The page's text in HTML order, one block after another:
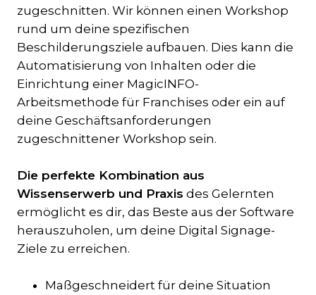
zugeschnitten. Wir können einen Workshop
rund um deine spezifischen
Beschilderungsziele aufbauen. Dies kann die
Automatisierung von Inhalten oder die
Einrichtung einer MagicINFO-
Arbeitsmethode für Franchises oder ein auf
deine Geschäftsanforderungen
zugeschnittener Workshop sein.
Die perfekte Kombination aus
Wissenserwerb und Praxis des Gelernten
ermöglicht es dir, das Beste aus der Software
herauszuholen, um deine Digital Signage-
Ziele zu erreichen.
Maßgeschneidert für deine Situation